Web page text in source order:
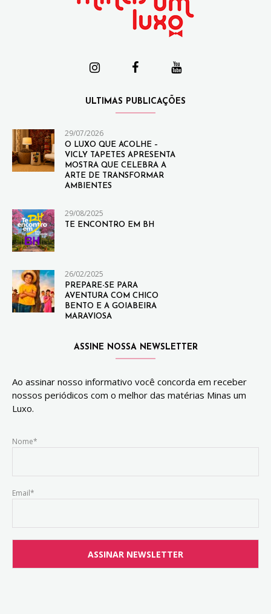
ULTIMAS PUBLICAÇÕES
29/07/2026
O LUXO QUE ACOLHE –
VICLY TAPETES APRESENTA
MOSTRA QUE CELEBRA A
ARTE DE TRANSFORMAR
AMBIENTES
29/08/2025
TE ENCONTRO EM BH
26/02/2025
PREPARE-SE PARA
AVENTURA COM CHICO
BENTO E A GOIABEIRA
MARAVIOSA
ASSINE NOSSA NEWSLETTER
Ao assinar nosso informativo você concorda em receber
nossos periódicos com o melhor das matérias Minas um
Luxo.
Nome*
Email*